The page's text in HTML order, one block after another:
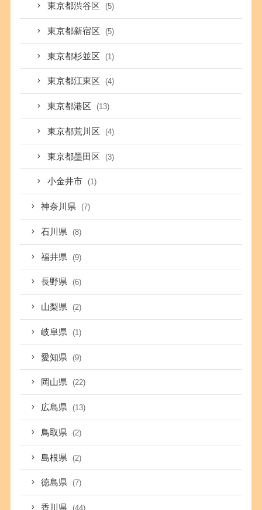
東京都渋谷区 (5)
東京都新宿区 (5)
東京都杉並区 (1)
東京都江東区 (4)
東京都港区 (13)
東京都荒川区 (4)
東京都墨田区 (3)
小金井市 (1)
神奈川県 (7)
石川県 (8)
福井県 (9)
長野県 (6)
山梨県 (2)
岐阜県 (1)
愛知県 (9)
岡山県 (22)
広島県 (13)
鳥取県 (2)
島根県 (2)
徳島県 (7)
香川県 (44)